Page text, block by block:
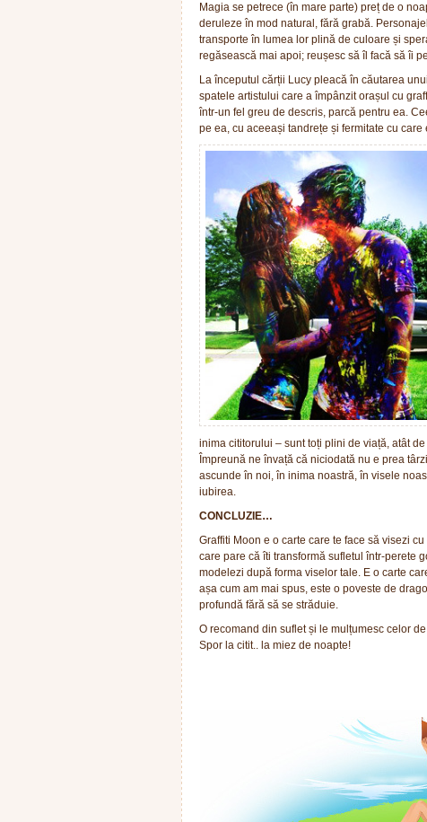
Magia se petrece (în mare parte) preț de o
deruleze în mod natural, fără grabă.
transporte în lumea lor plină de culoare și
regăsească mai apoi; reușesc să îl facă să îi
La începutul cărții Lucy pleacă în căutarea
spatele artistului care a împânzit orașul cu
într-un fel greu de descris, parcă pentru ea.
pe ea, cu aceeași tandrețe și fermitate cu
inima cititorului – sunt toți plini de viață, atât
Împreună ne învață că niciodată nu e prea
ascunde în noi, în inima noastră, în visele
iubirea.
CONCLUZIE…
Graffiti Moon e o carte care te face să visezi
care pare că îti transformă sufletul într-perete
modelezi după forma viselor tale. E o carte
așa cum am mai spus, este o poveste de
profundă fără să se străduie.
O recomand din suflet și le mulțumesc celor
Spor la citit.. la miez de noapte!